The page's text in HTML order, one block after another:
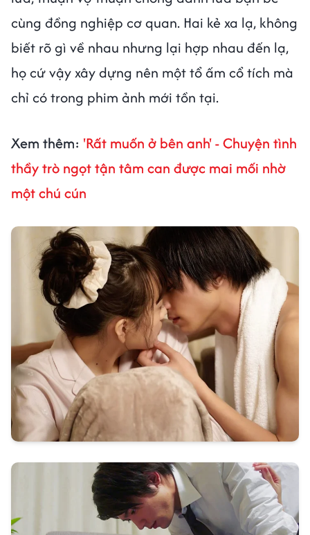
cùng đồng nghiệp cơ quan. Hai kẻ xa lạ, không
biết rõ gì về nhau nhưng lại hợp nhau đến lạ,
họ cứ vậy xây dựng nên một tổ ấm cổ tích mà
chỉ có trong phim ảnh mới tồn tại.
Xem thêm: 'Rất muốn ở bên anh' - Chuyện tình
thầy trò ngọt tận tâm can được mai mối nhờ
một chú cún